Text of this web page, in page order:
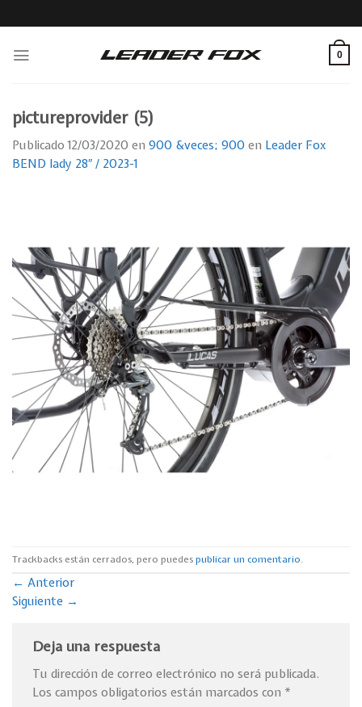
to
0
pictureprovider (5)
Publicado12/03/2020 en 900 &veces; 900 en Leader Fox
BEND lady 28″ / 2023-1
Trackbacks están cerrados, pero puedespublicar un comentario.
← Anterior
Siguiente →
Deja una respuesta
Tu dirección de correo electrónico no será publicada.
Los campos obligatorios están marcados con *